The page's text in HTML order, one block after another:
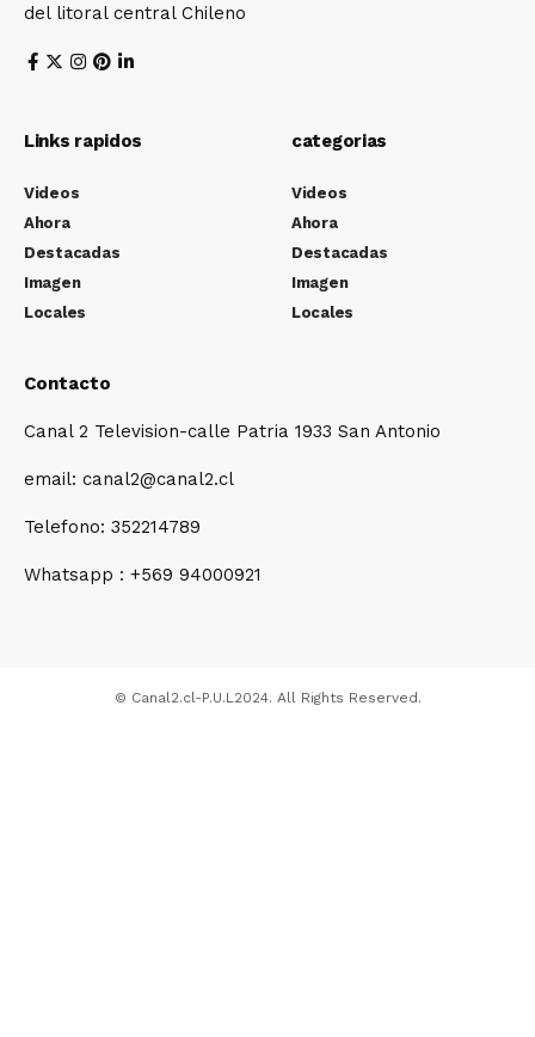
del litoral central Chileno
Links rapidos
Videos
Ahora
Destacadas
Imagen
Locales
categorias
Videos
Ahora
Destacadas
Imagen
Locales
Contacto
Canal 2 Television-calle Patria 1933 San Antonio
email: canal2@canal2.cl
Telefono: 352214789
Whatsapp : +569 94000921
© Canal2.cl-P.U.L2024. All Rights Reserved.